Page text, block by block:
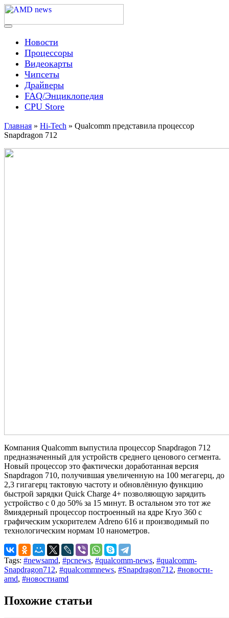
Skip
content
AMD news
Menu
Новости
Процессоры
Видеокарты
Чипсеты
Драйверы
FAQ/Энциклопедия
CPU Store
Главная » Hi-Tech » Qualcomm представила процессор
Snapdragon 712
Компания Qualcomm выпустила процессор Snapdragon 712
предназначенный для устройств среднего ценового сегмента.
Новый процессор это фактически доработанная версия
Snapdragon 710, получившая увеличенную на 100 мегагерц, до
2,3 гигагерц тактовую частоту и обновлённую функцию
быстрой зарядки Quick Charge 4+ позволяющую зарядить
устройство с 0 до 50% за 15 минут. В остальном это тот же
8миядерный процессор построенный на ядре Kryo 360 с
графическим ускорителем Adreno 616 и производимый по
технологическим нормам 10 нанометров.
Tags: #newsamd, #pcnews, #qualcomm-news, #qualcomm-
Snapdragon712, #qualcommnews, #Snapdragon712, #новости-
amd, #новостиamd
Похожие статьи